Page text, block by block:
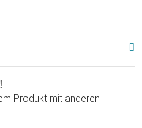
Wir wünschen viel Spaß
Produkt mit anderen